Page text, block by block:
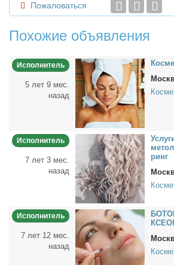
Пожаловаться
Похожие объявления
Исполнитель
5 лет 9 мес.
назад
Исполнитель
7 лет 3 мес.
назад
ринг
Исполнитель
7 лет 12 мес.
назад